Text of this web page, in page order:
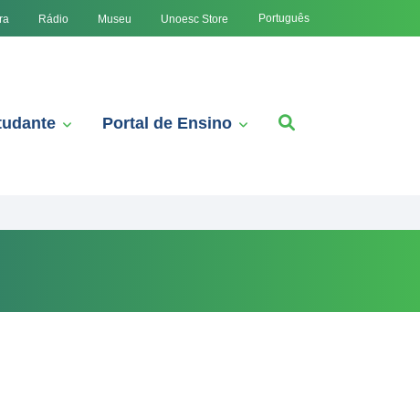
Rádio Museu Unoesc Store Português
Portal de Ensino